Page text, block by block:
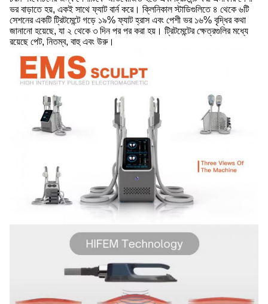
ভর বাড়াতে হয়, একই সাথে ফ্যাট বার্ন করে। ক্লিনিকাল স্টাডিগুলিতে ৪ থেকে ৬টি
সেশনের একটি ট্রিটমেন্টে গড়ে ১৯% ফ্যাট হ্রাস এবং পেশী ভর ১৬% বৃদ্ধির কথা
জানানো হয়েছে, যা ২ থেকে ৩ দিন পর পর করা হয়। ট্রিটমেন্টের ক্ষেত্রগুলির মধ্যে
রয়েছে পেট, নিতম্ব, বাহু এবং উরু।